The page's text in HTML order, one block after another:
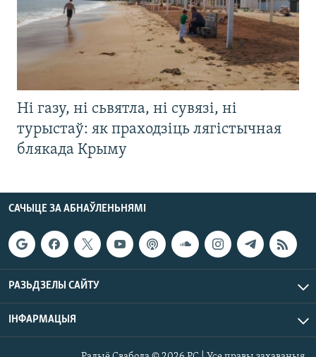
Ні газу, ні сьвятла, ні сувязі, ні
турыстаў: як праходзіць лягістычная
блякада Крыму
САЧЫЦЕ ЗА АБНАЎЛЕНЬНЯМІ
РАЗЬДЗЕЛЫ САЙТУ
ІНФАРМАЦЫЯ